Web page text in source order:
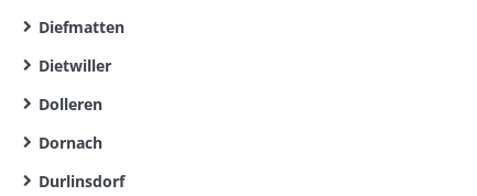
Diefmatten
Dietwiller
Dolleren
Dornach
Durlinsdorf